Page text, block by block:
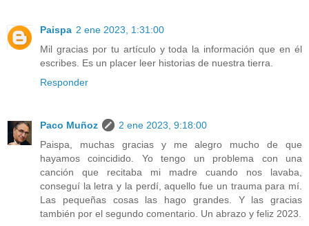
Paispa 2 ene 2023, 1:31:00
Mil gracias por tu artículo y toda la información que en él
escribes. Es un placer leer historias de nuestra tierra.
Responder
Paco Muñoz
2 ene 2023, 9:18:00
Paispa, muchas gracias y me alegro mucho de que
hayamos coincidido. Yo tengo un problema con una
canción que recitaba mi madre cuando nos lavaba,
conseguí la letra y la perdí, aquello fue un trauma para mí.
Las pequeñas cosas las hago grandes. Y las gracias
también por el segundo comentario. Un abrazo y feliz 2023.